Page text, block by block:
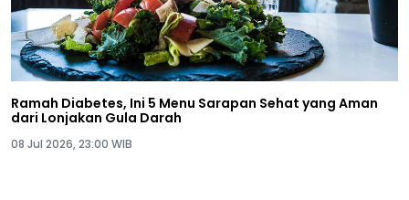
Ramah Diabetes, Ini 5 Menu Sarapan Sehat yang Aman
dari Lonjakan Gula Darah
08 Jul 2026, 23:00 WIB